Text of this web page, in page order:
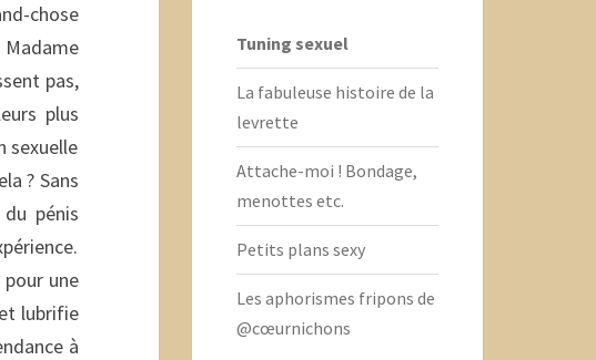
chose
pas,
plus
sexuelle
? Sans
pénis
une
lubrifie
à
Tuning sexuel
La fabuleuse histoire de la
levrette
Attache-moi ! Bondage,
menottes etc.
Petits plans sexy
Les aphorismes fripons de
@cœurnichons